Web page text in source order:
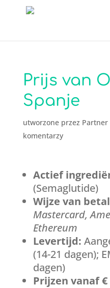
Prijs van
Spanje
utworzone przez Partner
komentarzy
Actief
(Semaglutide)
Wijze van
Mastercard,
Ethereum
Levertijd:
(14-21 dagen);
dagen)
Prijzen vanaf €